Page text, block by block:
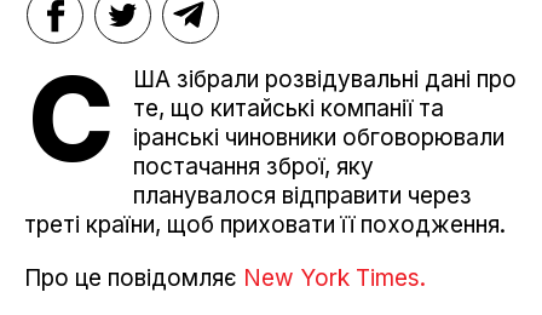
С
ША зібрали розвідувальні дані про
те, що китайські компанії та
іранські чиновники обговорювали
постачання зброї, яку
планувалося відправити через
треті країни, щоб приховати її походження.
Про це повідомляє New York Times.